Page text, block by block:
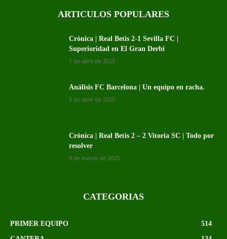
ARTICULOS POPULARES
Crónica | Real Betis 2-1 Sevilla FC |
Superioridad en El Gran Derbi
1 de abril de 2025
Análisis FC Barcelona | Un equipo en racha.
5 de abril de 2025
Crónica | Real Betis 2 – 2 Vitoria SC | Todo por
resolver
8 de marzo de 2025
CATEGORIAS
PRIMER EQUIPO
514